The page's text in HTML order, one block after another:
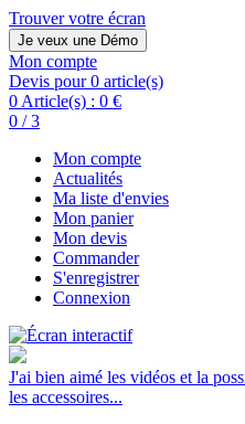
Trouver votre écran
Je veux une Démo
Mon compte
Devis pour 0 article(s)
0 Article(s) : 0 €
0 / 3
Mon compte
Actualités
Ma liste d'envies
Mon panier
Mon devis
Commander
S'enregistrer
Connexion
J'ai bien aimé les vidéos et la
les accessoires...